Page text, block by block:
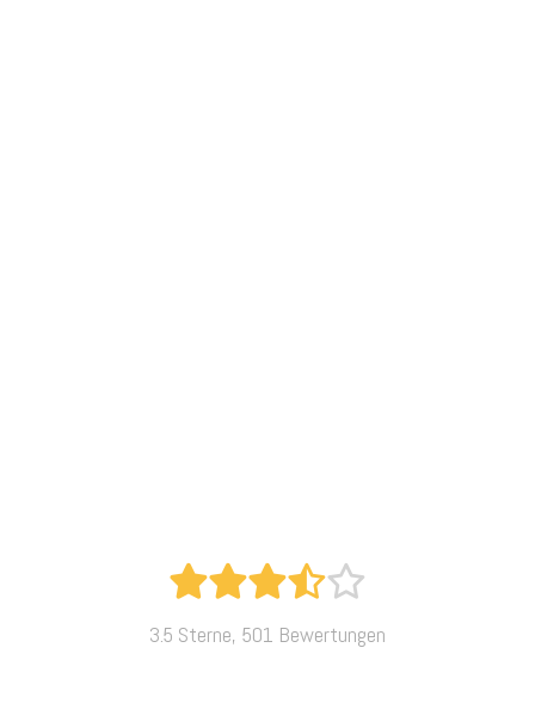
3.5 Sterne, 501 Bewertungen